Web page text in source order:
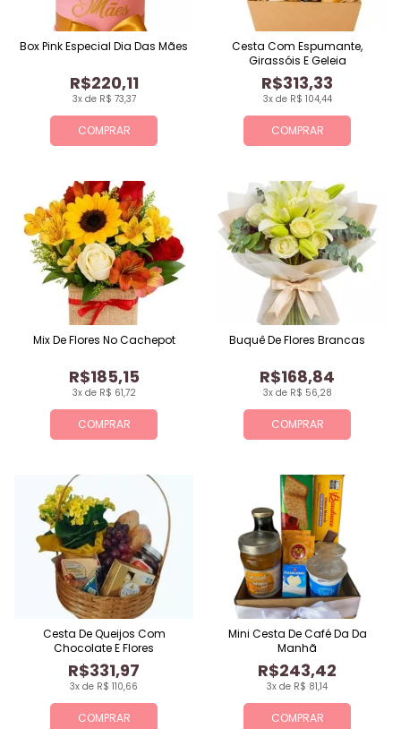
COMPRAR
3x de R$ 73,37
R$220,11
Box Pink Especial Dia Das Mães
COMPRAR
3x de R$ 104,44
R$313,33
Cesta Com Espumante,
Girassóis E Geleia
COMPRAR
3x de R$ 61,72
R$185,15
Mix De Flores No Cachepot
COMPRAR
3x de R$ 56,28
R$168,84
Buquê De Flores Brancas
COMPRAR
3x de R$ 110,66
R$331,97
Cesta De Queijos Com
Chocolate E Flores
COMPRAR
3x de R$ 81,14
R$243,42
Mini Cesta De Café Da Da
Manhã